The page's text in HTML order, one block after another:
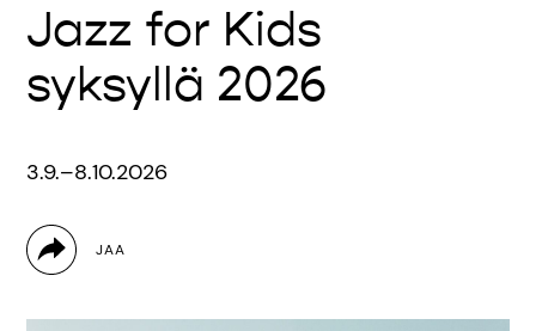
Jazz for Kids
syksyllä 2026
3.9.–8.10.2026